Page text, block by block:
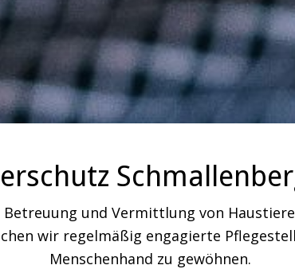
und Vermittlung von
wir regelmäßig engagierte
Menschenhand zu gewöhnen.